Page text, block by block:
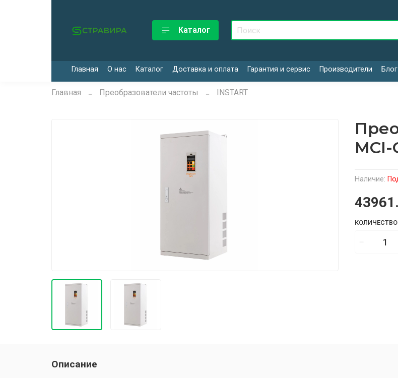
Каталог
Главная О нас Каталог Доставка и оплата Гарантия и сервис Производители Блог
Главная Преобразователи частоты INSTART
Наличие:
КОЛИЧЕСТВО
Описание